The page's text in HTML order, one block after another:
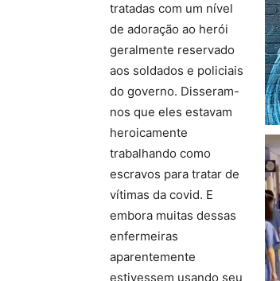
tratadas com um nível
de adoração ao herói
geralmente reservado
aos soldados e policiais
do governo. Disseram-
nos que eles estavam
heroicamente
trabalhando como
escravos para tratar de
vítimas da covid. E
embora muitas dessas
enfermeiras
aparentemente
estivessem usando seu